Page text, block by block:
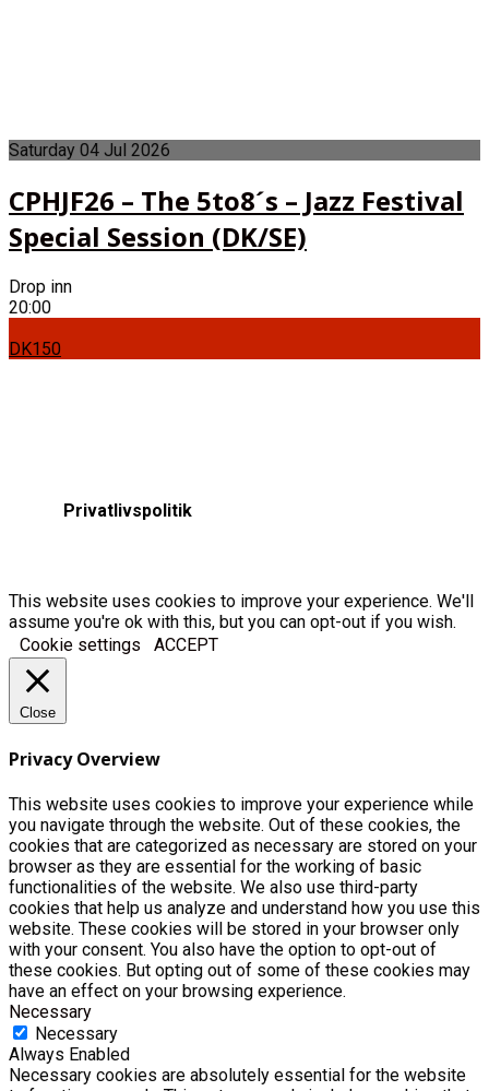
Saturday 04 Jul 2026
CPHJF26 – The 5to8´s – Jazz Festival
Special Session (DK/SE)
Drop inn
20:00
DK150
Privatlivspolitik
This website uses cookies to improve your experience. We'll
assume you're ok with this, but you can opt-out if you wish.
Cookie settings
ACCEPT
Close
Privacy Overview
This website uses cookies to improve your experience while
you navigate through the website. Out of these cookies, the
cookies that are categorized as necessary are stored on your
browser as they are essential for the working of basic
functionalities of the website. We also use third-party
cookies that help us analyze and understand how you use this
website. These cookies will be stored in your browser only
with your consent. You also have the option to opt-out of
these cookies. But opting out of some of these cookies may
have an effect on your browsing experience.
Necessary
Necessary
Always Enabled
Necessary cookies are absolutely essential for the website